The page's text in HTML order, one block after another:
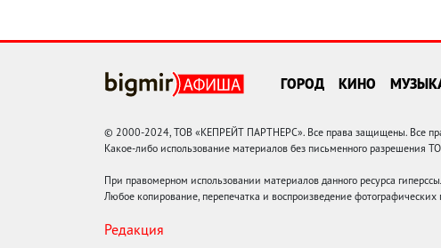
ГОРОД КИНО
© 2000-2024, ТОВ «КЕПРЕЙТ ПАРТНЕРС». Все права защищены. Все
Какое-либо использование материалов без письменного
При правомерном использовании материалов данного ресурса
Любое копирование, перепечатка и воспроизведение
Редакция